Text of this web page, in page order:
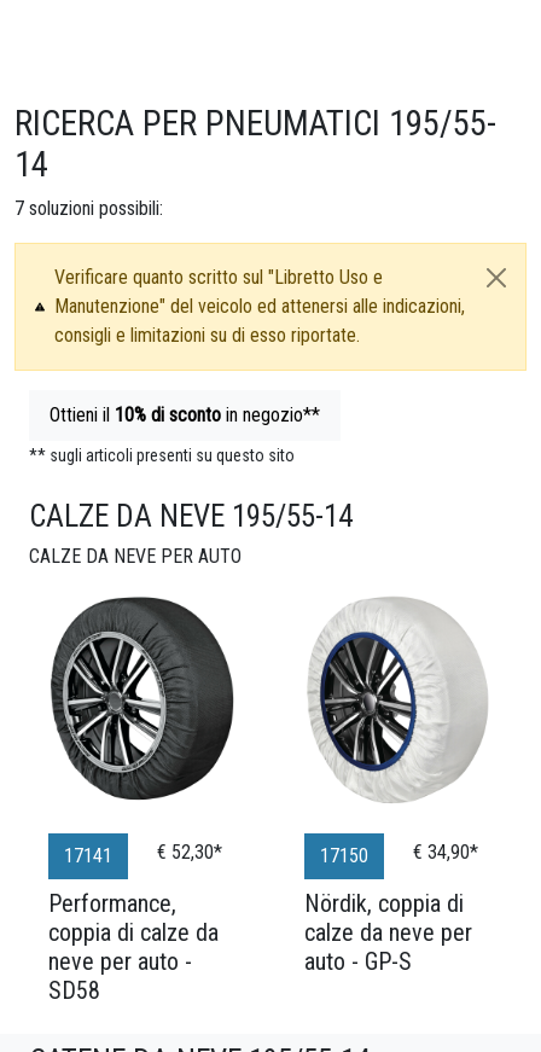
RICERCA PER PNEUMATICI 195/55-
14
7 soluzioni possibili:
Verificare quanto scritto sul "Libretto Uso e
Manutenzione" del veicolo ed attenersi alle indicazioni,
consigli e limitazioni su di esso riportate.
CALZE DA NEVE 195/55-14
CALZE DA NEVE PER AUTO
Ottieni il 10% di sconto in negozio**
** sugli articoli presenti su questo sito
17141 € 52,30*
Performance,
coppia di calze da
neve per auto -
SD58
17150 € 34,90*
Nördik, coppia di
calze da neve per
auto - GP-S